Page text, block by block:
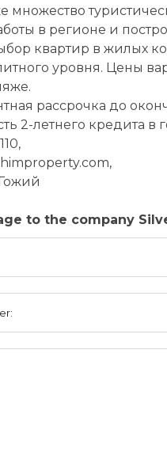
множество
в регионе и
квартир в жилых
уровня. Цены
рассрочка до
2-летнего кредита в
to the company